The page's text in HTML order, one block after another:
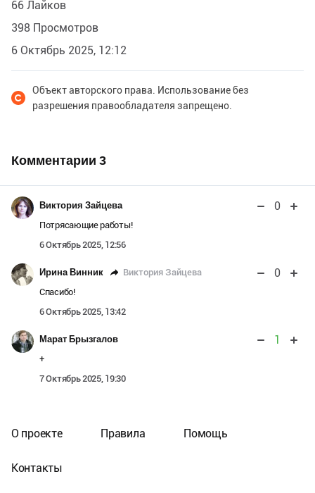
66 Лайков
398 Просмотров
6 Октябрь 2025, 12:12
Объект авторского права. Использование без
разрешения правообладателя запрещено.
Комментарии 3
Виктория Зайцева 0
Потрясающие работы!
6 Октябрь 2025, 12:56
Ирина Винник Виктория Зайцева 0
Спасибо!
6 Октябрь 2025, 13:42
Марат Брызгалов 1
+
7 Октябрь 2025, 19:30
О проекте Правила Помощь
Контакты